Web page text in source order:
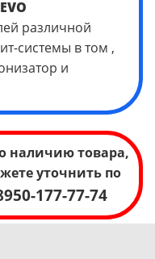
EVO
различной
системы в том ,
и
наличию товара,
уточнить по
177-77-74